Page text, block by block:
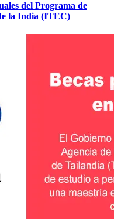
del Programa de
la India (ITEC)